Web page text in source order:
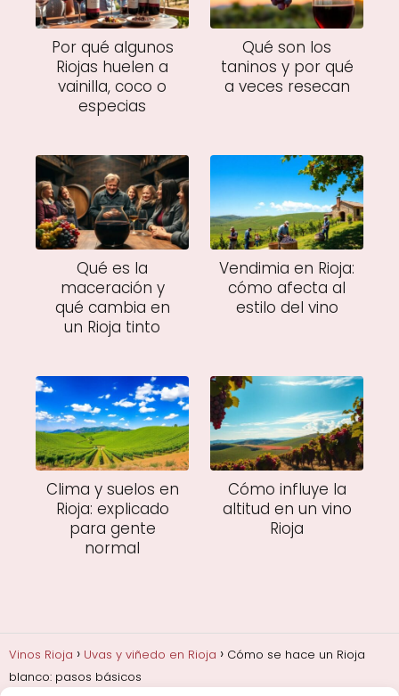
Por qué algunos
Riojas huelen a
vainilla, coco o
especias
Qué son los
taninos y por qué
a veces resecan
Qué es la
maceración y
qué cambia en
un Rioja tinto
Vendimia en Rioja:
cómo afecta al
estilo del vino
Clima y suelos en
Rioja: explicado
para gente
normal
Cómo influye la
altitud en un vino
Rioja
Vinos Rioja Uvas y viñedo en Rioja
Cómo se hace un Rioja
blanco: pasos básicos